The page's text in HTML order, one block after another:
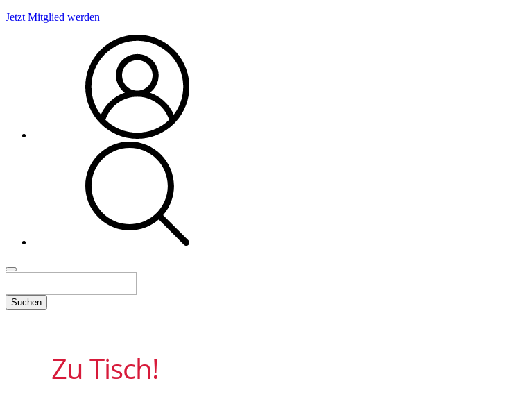
Jetzt Mitglied werden
Suchen
Zu Tisch!